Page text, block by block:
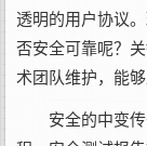
透明的用户协议
否安全可靠呢？
术团队维护，能
安全的中变